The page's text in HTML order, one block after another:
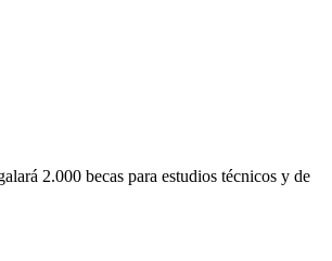
2.000 becas para estudios técnicos y de